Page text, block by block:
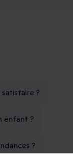
?
enfant ?
?